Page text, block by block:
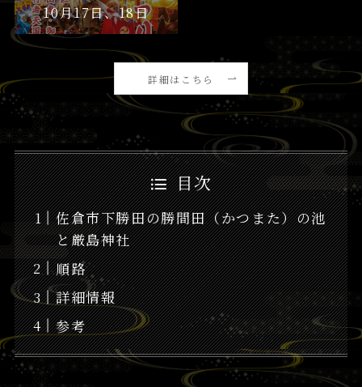
10月17日、18日
詳細はこちら
目次
佐倉市下勝田の勝間田（かつまた）の池
と厳島神社
順路
詳細情報
参考